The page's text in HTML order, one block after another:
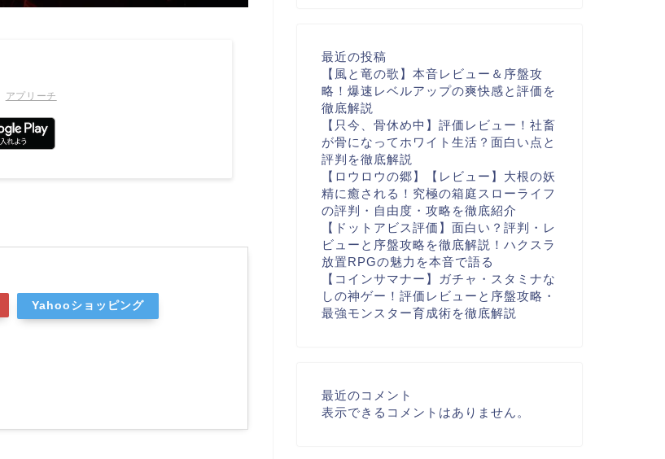
アプリーチ
Yahooショッピング
最近の投稿
【風と竜の歌】本音レビュー＆序盤攻
略！爆速レベルアップの爽快感と評価を
徹底解説
【只今、骨休め中】評価レビュー！社畜
が骨になってホワイト生活？面白い点と
評判を徹底解説
【ロウロウの郷】【レビュー】大根の妖
精に癒される！究極の箱庭スローライフ
の評判・自由度・攻略を徹底紹介
【ドットアビス評価】面白い？評判・レ
ビューと序盤攻略を徹底解説！ハクスラ
放置RPGの魅力を本音で語る
【コインサマナー】ガチャ・スタミナな
しの神ゲー！評価レビューと序盤攻略・
最強モンスター育成術を徹底解説
最近のコメント
表示できるコメントはありません。